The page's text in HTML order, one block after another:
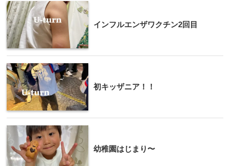
インフルエンザワクチン2回目
初キッザニア！！
幼稚園はじまり〜